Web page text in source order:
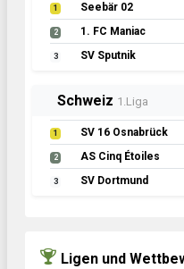
1 Seebär 02
2 1. FC Maniac
3 SV Sputnik
Schweiz 1.Liga
1 SV 16 Osnabrück
2 AS Cinq Étoiles
3 SV Dortmund
Ligen und